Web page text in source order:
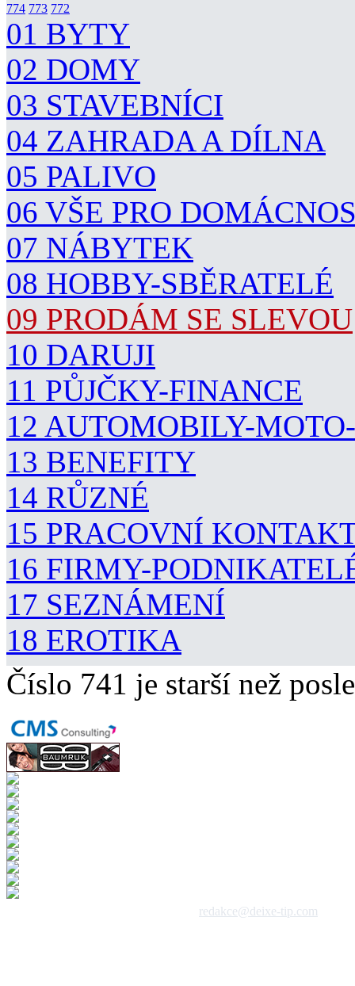
774 773 772
01 BYTY
02 DOMY
03 STAVEBNÍCI
04 ZAHRADA A DÍLNA
05 PALIVO
06 VŠE PRO
07 NÁBYTEK
08 HOBBY-SBĚRATELÉ
09 PRODÁM SE SLEVOU
10 DARUJI
11 PŮJČKY-FINANCE
12 AUTOMOBILY-
13 BENEFITY
14 RŮZNÉ
15 PRACOVNÍ
16 FIRMY-
17 SEZNÁMENÍ
18 EROTIKA
Číslo 741 je starší než
redakce@deixe-tip.com